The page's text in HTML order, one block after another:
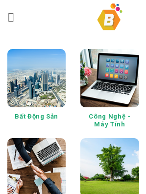
Bất Động Sản
Công Nghệ -
Máy Tính